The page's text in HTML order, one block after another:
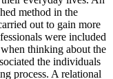
method in the
out to gain more
were included
thinking about the
the individuals
process. A relational